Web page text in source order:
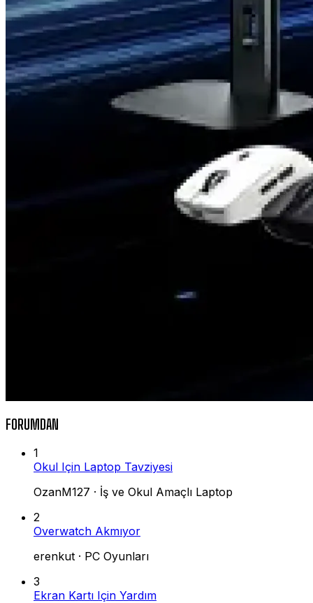
FORUMDAN
1
Okul Için Laptop Tavziyesi
OzanM127 · İş ve Okul Amaçlı Laptop
2
Overwatch Akmıyor
erenkut · PC Oyunları
3
Ekran Kartı Için Yardım